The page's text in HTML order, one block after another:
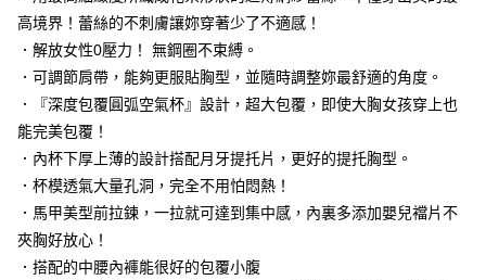
【大哥付你分期使用說明】
1.本服務由台灣大哥大提供，台灣大哥大用戶可立即使用無須另外申請。
2.付款方式選擇「大哥付你分期」，訂單成立後會自動跳轉到大哥付的交易
流程，驗證手機門號後，選擇欲分期的期數、繳款截止日，確認付款後即完
成交易。
3.實際核准額度、可分期數及費用金額請依後續交易確認頁面所載為準。
4.訂單成立30分鐘內，如未前往確認交易或遇審核未通過，訂單將自動取
法說明評估內容。
【繳款方式說明】
1.分期款項不併入電信帳單，「大哥付你分期」於每月結算日後寄送繳費提
醒簡訊。
2.透過簡訊連結打開帳單後，可選擇「超商條碼／台灣大直營門市／銀行轉
帳／街口支付／iPASS MONEY」等通路繳費。
貨到付款
運送方式
全家取貨付款
每筆NT$100，滿NT$1,200(含以上)免運費
付款後全家取貨
每筆NT$100，滿NT$999(含以上)免運費
7-11取貨付款
高境界！蕾絲的不刺膚讓妳穿著少了不適感！
．解放女性0壓力！ 無鋼圈不束縛。
．可調節肩帶，能夠更服貼胸型，並隨時調整妳最舒適的角度。
．『深度包覆圓弧空氣杯』設計，超大包覆，即使大胸女孩穿上也
能完美包覆！
．內杯下厚上薄的設計搭配月牙提托片，更好的提托胸型。
．杯模透氣大量孔洞，完全不用怕悶熱！
．馬甲美型前拉鍊，一拉就可達到集中感，內裏多添加嬰兒襠片不
夾胸好放心！
．搭配的中腰內褲能很好的包覆小腹